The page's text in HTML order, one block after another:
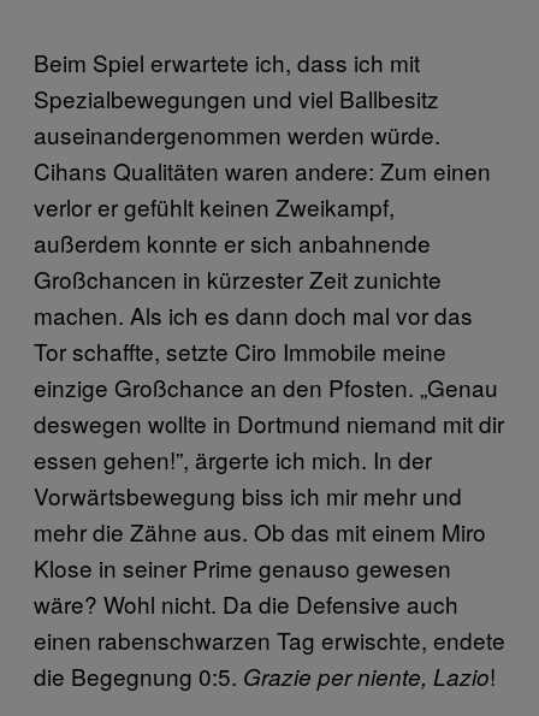
Beim Spiel erwartete ich, dass ich mit
Spezialbewegungen und viel Ballbesitz
auseinandergenommen werden würde.
Cihans Qualitäten waren andere: Zum einen
verlor er gefühlt keinen Zweikampf,
außerdem konnte er sich anbahnende
Großchancen in kürzester Zeit zunichte
machen. Als ich es dann doch mal vor das
Tor schaffte, setzte Ciro Immobile meine
einzige Großchance an den Pfosten. „Genau
deswegen wollte in Dortmund niemand mit dir
essen gehen!”, ärgerte ich mich. In der
Vorwärtsbewegung biss ich mir mehr und
mehr die Zähne aus. Ob das mit einem Miro
Klose in seiner Prime genauso gewesen
wäre? Wohl nicht. Da die Defensive auch
einen rabenschwarzen Tag erwischte, endete
die Begegnung 0:5. Grazie per niente, Lazio!